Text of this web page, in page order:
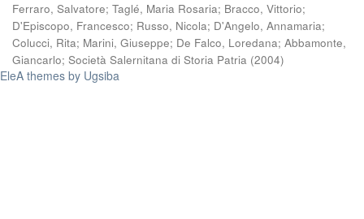
Ferraro, Salvatore; Taglé, Maria Rosaria; Bracco, Vittorio;
D'Episcopo, Francesco; Russo, Nicola; D'Angelo, Annamaria;
Colucci, Rita; Marini, Giuseppe; De Falco, Loredana; Abbamonte,
Giancarlo; Società Salernitana di Storia Patria (2004)
EleA themes by Ugsiba